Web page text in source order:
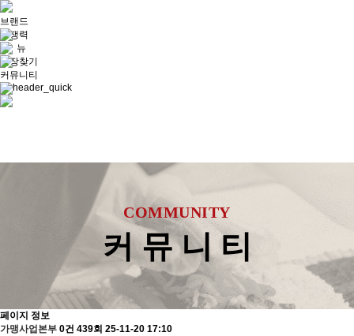
브랜드
경쟁력
메 뉴
매장찾기
커뮤니티
COMMUNITY
커 뮤 니 티
페이지 정보
가맹사업본부 0건 439회 25-11-20 17:10